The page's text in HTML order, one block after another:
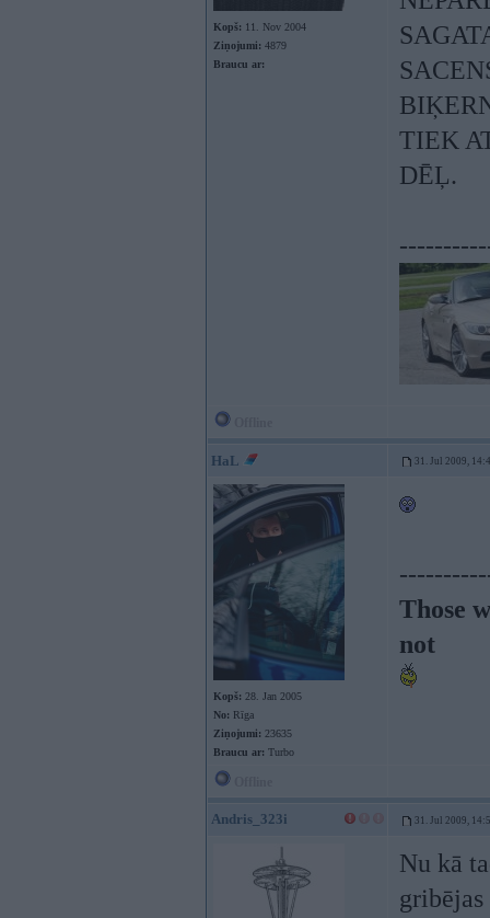
Kopš: 11. Nov 2004
Ziņojumi: 4879
Braucu ar:
TIEK
DĒĻ.
HaL 31. Jul 2009,
Kopš: 28. Jan 2005
No: Rīga
Ziņojumi: 23635
Braucu ar: Turbo
Those
not
Andris_323i 31. Jul 2009,
Nu kā